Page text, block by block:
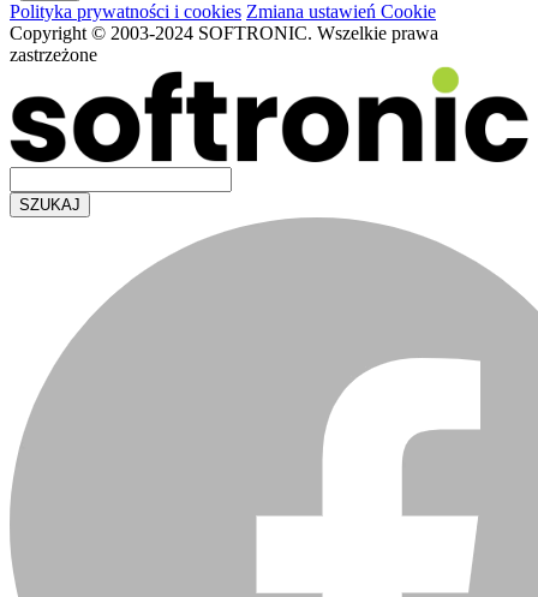
Polityka prywatności i cookies Zmiana ustawień Cookie
Copyright © 2003-2024 SOFTRONIC. Wszelkie prawa
zastrzeżone